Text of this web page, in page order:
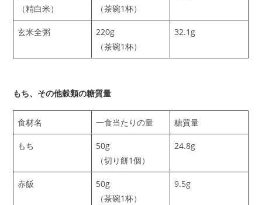
（精白米）
（茶碗1杯）
玄米全粥
220g
（茶碗1杯）
32.1g
もち、その他穀類の糖質量
食材名 一食当たりの量 糖質量
もち
50g
（切り餅1個）
24.8g
赤飯
50g
（茶碗1杯）
9.5g